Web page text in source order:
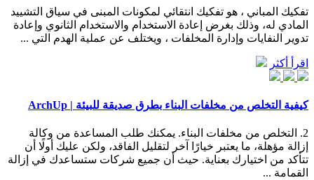
تفكيك المباني ، هو تفكيك انتقائي لمكونات المبنى في سياق التشييد
المادي له، وذلك بغرض إعادة الاستخدام والاستخدام الثانوي وإعادة
تدوير النفايات وإدارة المخلفات ، ويختلف عن عملية الهدم التي ...
اقرأ أكثر
كيفية التخلص من مخلفات البناء بطرق صديقة للبيئة | ArchUp
2. التخلص من مخلفات البناء. يمكنك طلب المساعدة من وكالة
إزالة مؤهلة، ما يعتبر خيارًا آخر لتقليل الفاقد، ولكن عليك أولًا أن
تتأكد من اختيارك بعناية. حيث أن جميع شركات ستساعدك في إزالة
القمامة ...